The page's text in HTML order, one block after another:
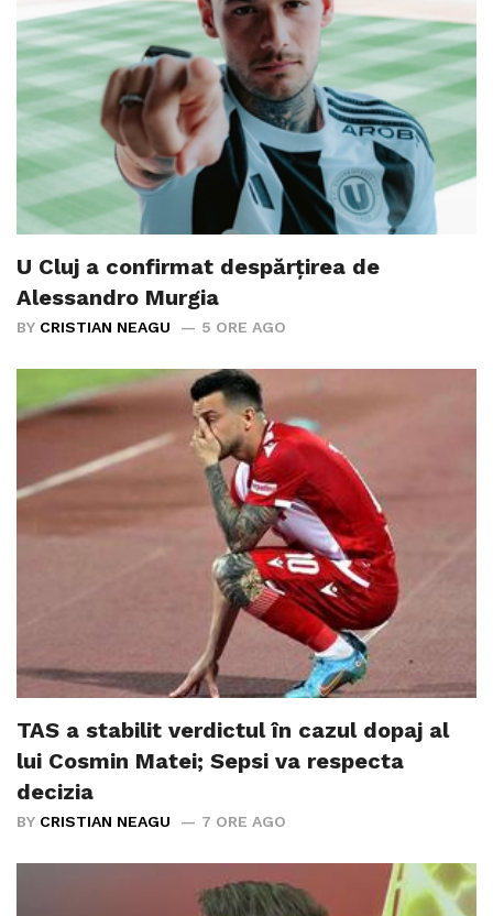
U Cluj a confirmat despărțirea de
Alessandro Murgia
BY CRISTIAN NEAGU 5 ORE AGO
TAS a stabilit verdictul în cazul dopaj al
lui Cosmin Matei; Sepsi va respecta
decizia
BY CRISTIAN NEAGU 7 ORE AGO